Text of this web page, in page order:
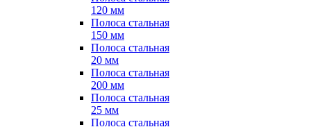
120 мм
Полоса стальная
150 мм
Полоса стальная
20 мм
Полоса стальная
200 мм
Полоса стальная
25 мм
Полоса стальная